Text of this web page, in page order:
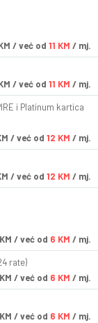
/ već od 11 KM / mj.
/ već od 11 KM / mj.
i Platinum kartica
/ već od 12 KM / mj.
/ već od 12 KM / mj.
KM / već od 6 KM / mj.
rate)
KM / već od 6 KM / mj.
KM / već od 6 KM / mj.